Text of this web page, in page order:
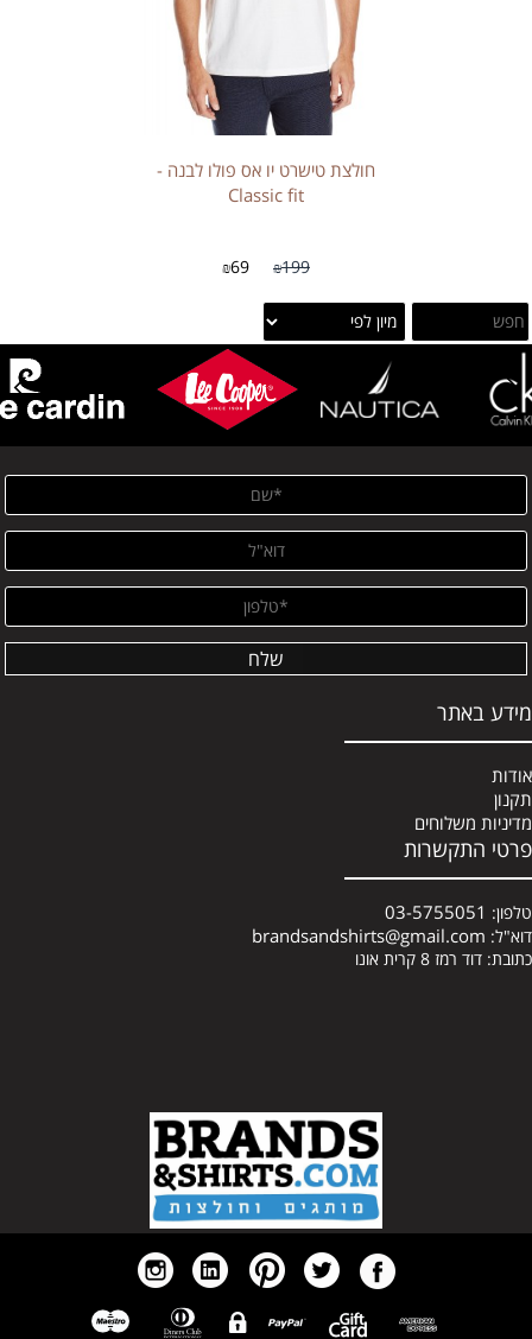
חולצת טישרט יו אס פולו לבנה -
Classic fit
₪199
₪69
מידע באתר
אודות
תקנון
מדיניות משלוחים
פרטי התקשרות
טלפון: 03-5755051
דוא"ל: brandsandshirts@gmail.com
כתובת: דוד רמז 8 קרית אונו